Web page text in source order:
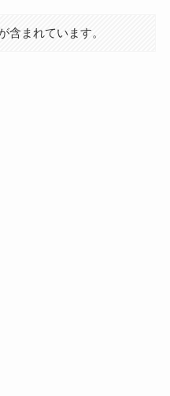
含まれています。